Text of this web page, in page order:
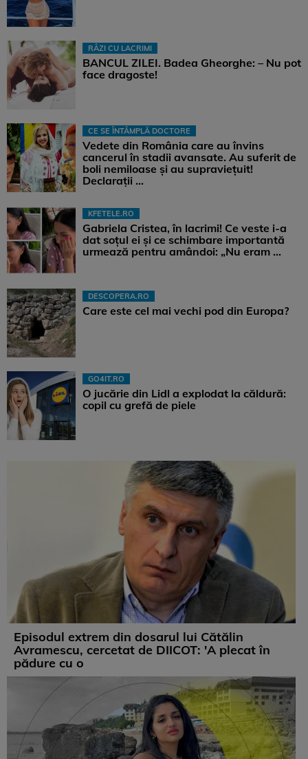
RÂZI CU LACRIMI
BANCUL ZILEI. Badea Gheorghe: – Nu pot
face dragoste!
CE SE ÎNTÂMPLĂ DOCTORE
Vedete din România care au învins
cancerul în stadii avansate. Au suferit de
boli nemiloase şi au supravieţuit!
Declarații ...
KFETELE.RO
Gabriela Cristea, în lacrimi! Ce veste i-a
dat soțul ei și ce schimbare importantă
urmează pentru amândoi: „Nu eram ...
DESCOPERA.RO
Care este cel mai vechi pod din Europa?
GO4IT.RO
O jucărie din Lidl a explodat la căldură:
copil cu grefă de piele
Episodul extrem din dosarul lui Cătălin
Avramescu, cercetat de DIICOT: 'A plecat în
pădure cu o